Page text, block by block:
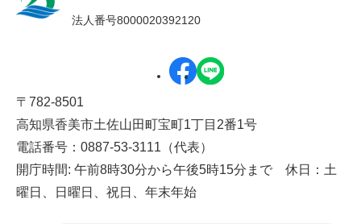
法人番号8000020392120
〒782-8501
高知県香美市土佐山田町宝町1丁目2番1号
電話番号：0887-53-3111（代表）
開庁時間: 午前8時30分から午後5時15分まで 休日：土
曜日、日曜日、祝日、年末年始